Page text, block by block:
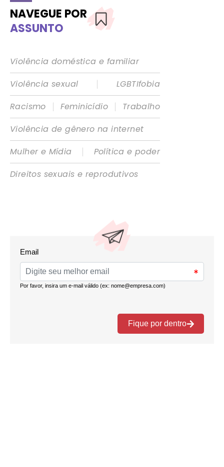
NAVEGUE POR
ASSUNTO
Violência doméstica e familiar
Violência sexual
|
LGBTIfobia
Racismo
| Feminicídio |
Trabalho
Violência de gênero na internet
Mulher e Mídia
|
Política e poder
Direitos sexuais e reprodutivos